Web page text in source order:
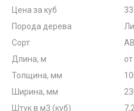
Цена за куб
Порода дерева
Сорт
АВ
Длина, м
Толщина, мм
Ширина, мм
Штук в м3 (куб)